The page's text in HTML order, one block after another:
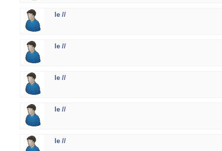
le //
le //
le //
le //
le //